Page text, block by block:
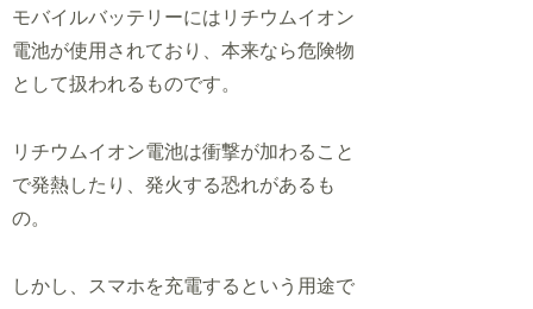
モバイルバッテリーにはリチウムイオン
電池が使用されており、本来なら危険物
として扱われるものです。
リチウムイオン電池は衝撃が加わること
で発熱したり、発火する恐れがあるも
の。
しかし、スマホを充電するという用途で